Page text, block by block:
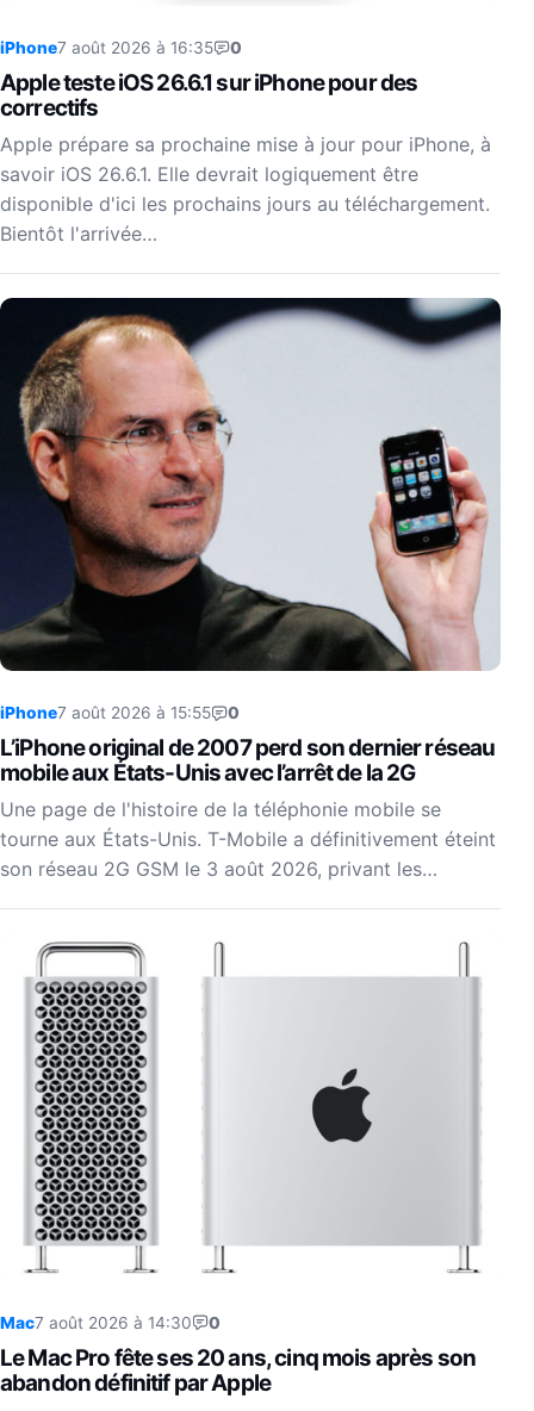
iPhone7 août 2026 à 16:35 0
Apple teste iOS 26.6.1 sur iPhone pour des
correctifs
Apple prépare sa prochaine mise à jour pour iPhone, à
savoir iOS 26.6.1. Elle devrait logiquement être
disponible d'ici les prochains jours au téléchargement.
Bientôt l'arrivée…
iPhone7 août 2026 à 15:55 0
L’iPhone original de 2007 perd son dernier réseau
mobile aux États-Unis avec l’arrêt de la 2G
Une page de l'histoire de la téléphonie mobile se
tourne aux États-Unis. T-Mobile a définitivement éteint
son réseau 2G GSM le 3 août 2026, privant les…
Mac7 août 2026 à 14:30 0
Le Mac Pro fête ses 20 ans, cinq mois après son
abandon définitif par Apple